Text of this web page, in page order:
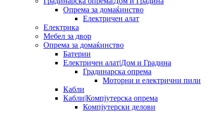
Опрема за домаќинство
Електричен алат
Електрика
Мебел за двор
Опрема за домаќинство
Батерии
Електричен алат|Дом и Градина
Градинарска опрема
Моторни и електрични пили
Кабли
Кабли|Компјутерска опрема
Компјутерски делови